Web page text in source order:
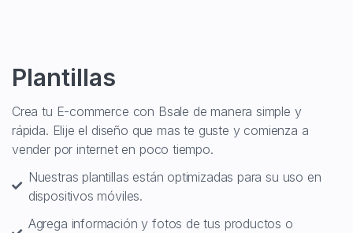
Plantillas
Crea tu E-commerce con Bsale de manera simple y
rápida. Elije el diseño que mas te guste y comienza a
vender por internet en poco tiempo.
Nuestras plantillas están optimizadas para su uso en
dispositivos móviles.
Agrega información y fotos de tus productos o